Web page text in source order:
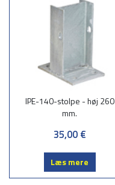
IPE-140-stolpe - høj 260
mm.
35,00 €
Læs mere